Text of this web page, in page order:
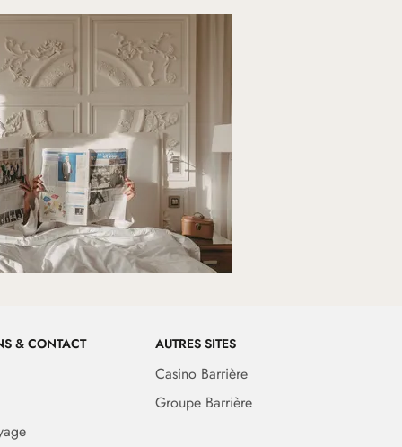
& CONTACT AUTRES SITES
Casino Barrière
Groupe Barrière